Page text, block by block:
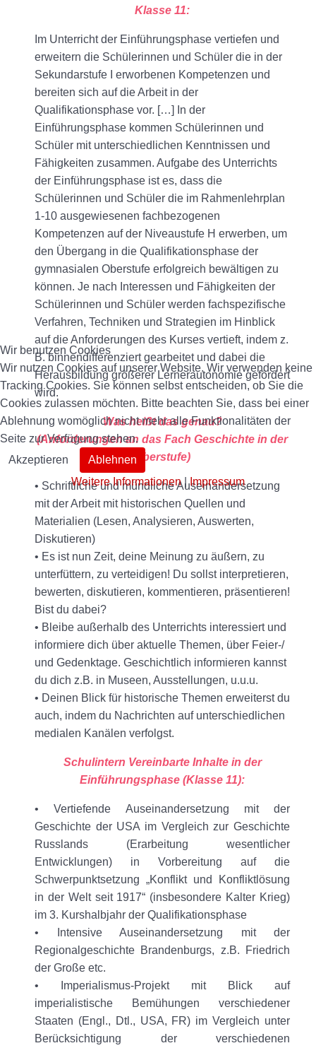
Klasse 11:
Im Unterricht der Einführungsphase vertiefen und
erweitern die Schülerinnen und Schüler die in der
Sekundarstufe I erworbenen Kompetenzen und
bereiten sich auf die Arbeit in der
Qualifikationsphase vor. […] In der
Einführungsphase kommen Schülerinnen und
Schüler mit unterschiedlichen Kenntnissen und
Fähigkeiten zusammen. Aufgabe des Unterrichts
der Einführungsphase ist es, dass die
Schülerinnen und Schüler die im Rahmenlehrplan
1-10 ausgewiesenen fachbezogenen
Kompetenzen auf der Niveaustufe H erwerben, um
den Übergang in die Qualifikationsphase der
gymnasialen Oberstufe erfolgreich bewältigen zu
können. Je nach Interessen und Fähigkeiten der
Schülerinnen und Schüler werden fachspezifische
Verfahren, Techniken und Strategien im Hinblick
auf die Anforderungen des Kurses vertieft, indem z.
B. binnendifferenziert gearbeitet und dabei die
Herausbildung größerer Lernerautonomie gefördert
wird.
Was heißt das genau?
(Anforderungen an das Fach Geschichte in der
Oberstufe)
• Schriftliche und mündliche Auseinandersetzung
mit der Arbeit mit historischen Quellen und
Materialien (Lesen, Analysieren, Auswerten,
Diskutieren)
• Es ist nun Zeit, deine Meinung zu äußern, zu
unterfüttern, zu verteidigen! Du sollst interpretieren,
bewerten, diskutieren, kommentieren, präsentieren!
Bist du dabei?
• Bleibe außerhalb des Unterrichts interessiert und
informiere dich über aktuelle Themen, über Feier-/
und Gedenktage. Geschichtlich informieren kannst
du dich z.B. in Museen, Ausstellungen, u.u.u.
• Deinen Blick für historische Themen erweiterst du
auch, indem du Nachrichten auf unterschiedlichen
medialen Kanälen verfolgst.
Schulintern Vereinbarte Inhalte in der
Einführungsphase (Klasse 11):
• Vertiefende Auseinandersetzung mit der
Geschichte der USA im Vergleich zur Geschichte
Russlands (Erarbeitung wesentlicher
Entwicklungen) in Vorbereitung auf die
Schwerpunktsetzung „Konflikt und Konfliktlösung
in der Welt seit 1917“ (insbesondere Kalter Krieg)
im 3. Kurshalbjahr der Qualifikationsphase
• Intensive Auseinandersetzung mit der
Regionalgeschichte Brandenburgs, z.B. Friedrich
der Große etc.
• Imperialismus-Projekt mit Blick auf
imperialistische Bemühungen verschiedener
Staaten (Engl., Dtl., USA, FR) im Vergleich unter
Berücksichtigung der verschiedenen
Wir benutzen Cookies
Wir nutzen Cookies auf unserer Website. Wir verwenden keine
Tracking Cookies. Sie können selbst entscheiden, ob Sie die
Cookies zulassen möchten. Bitte beachten Sie, dass bei einer
Ablehnung womöglich nicht mehr alle Funktionalitäten der
Seite zur Verfügung stehen.
Akzeptieren
Ablehnen
Weitere Informationen|Impressum